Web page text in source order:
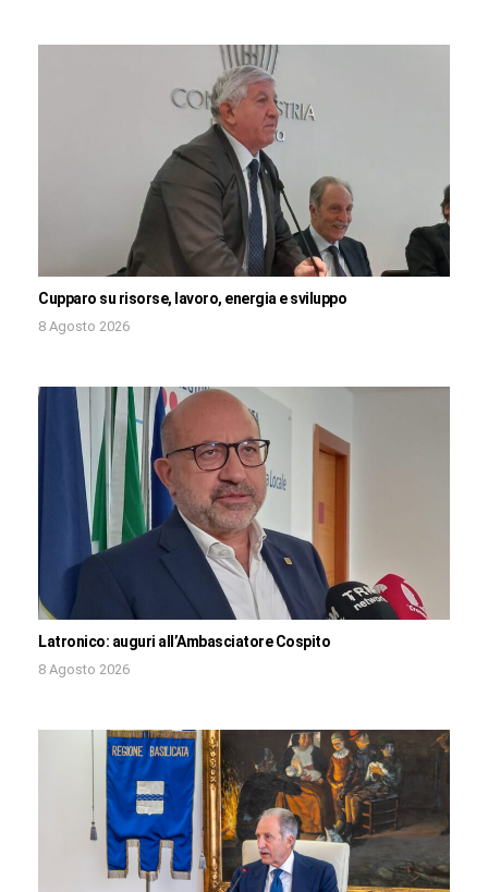
Cupparo su risorse, lavoro, energia e sviluppo
8 Agosto 2026
Latronico: auguri all’Ambasciatore Cospito
8 Agosto 2026